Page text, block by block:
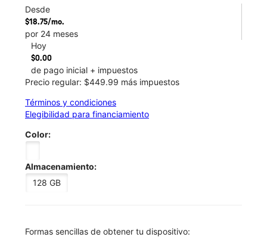
Desde
$18.75/mo.
por 24 meses
Hoy
$0.00
de pago inicial + impuestos
Precio regular: $449.99 más impuestos
Términos y condiciones
Elegibilidad para financiamiento
Color:
Almacenamiento:
128 GB
​​​​​​​Formas sencillas de obtener tu dispositivo: